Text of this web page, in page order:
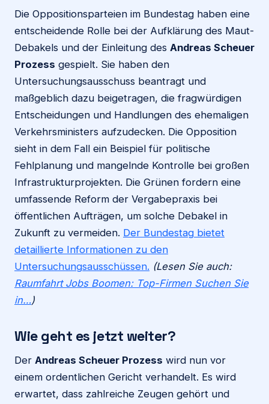
Die Oppositionsparteien im Bundestag haben eine
entscheidende Rolle bei der Aufklärung des Maut-
Debakels und der Einleitung des Andreas Scheuer
Prozess gespielt. Sie haben den
Untersuchungsausschuss beantragt und
maßgeblich dazu beigetragen, die fragwürdigen
Entscheidungen und Handlungen des ehemaligen
Verkehrsministers aufzudecken. Die Opposition
sieht in dem Fall ein Beispiel für politische
Fehlplanung und mangelnde Kontrolle bei großen
Infrastrukturprojekten. Die Grünen fordern eine
umfassende Reform der Vergabepraxis bei
öffentlichen Aufträgen, um solche Debakel in
Zukunft zu vermeiden. Der Bundestag bietet
detaillierte Informationen zu den
Untersuchungsausschüssen. (Lesen Sie auch:
Raumfahrt Jobs Boomen: Top-Firmen Suchen Sie
in…)
Wie geht es jetzt weiter?
Der Andreas Scheuer Prozess wird nun vor
einem ordentlichen Gericht verhandelt. Es wird
erwartet, dass zahlreiche Zeugen gehört und